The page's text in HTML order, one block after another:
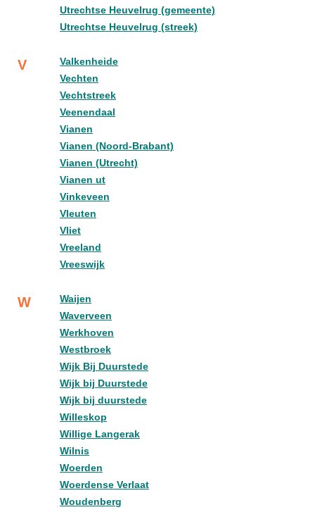
Utrechtse Heuvelrug (gemeente)
Utrechtse Heuvelrug (streek)
V
Valkenheide
Vechten
Vechtstreek
Veenendaal
Vianen
Vianen (Noord-Brabant)
Vianen (Utrecht)
Vianen ut
Vinkeveen
Vleuten
Vliet
Vreeland
Vreeswijk
W
Waijen
Waverveen
Werkhoven
Westbroek
Wijk Bij Duurstede
Wijk bij Duurstede
Wijk bij duurstede
Willeskop
Willige Langerak
Wilnis
Woerden
Woerdense Verlaat
Woudenberg